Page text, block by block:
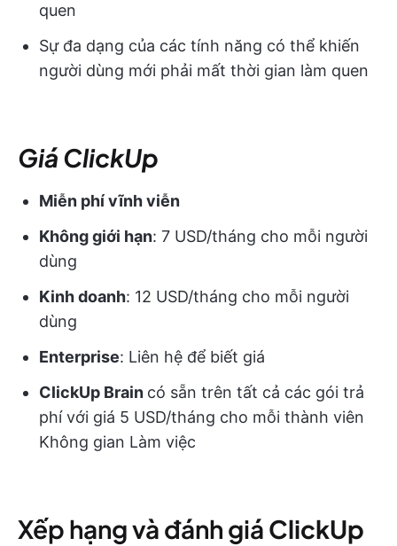
quen
Sự đa dạng của các tính năng có thể khiến
người dùng mới phải mất thời gian làm quen
Giá ClickUp
Miễn phí vĩnh viễn
Không giới hạn: 7 USD/tháng cho mỗi người
dùng
Kinh doanh: 12 USD/tháng cho mỗi người
dùng
Enterprise: Liên hệ để biết giá
ClickUp Brain có sẵn trên tất cả các gói trả
phí với giá 5 USD/tháng cho mỗi thành viên
Không gian Làm việc
Xếp hạngvà đánh giá ClickUp